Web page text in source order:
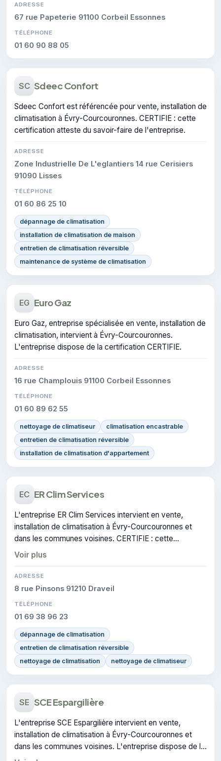
ADRESSE
67 rue Papeterie 91100 Corbeil Essonnes
TÉLÉPHONE
01 60 90 88 05
SC Sdeec Confort
Sdeec Confort est référencée pour vente, installation de
climatisation à Évry-Courcouronnes. CERTIFIE : cette
certification atteste du savoir-faire de l'entreprise.
ADRESSE
Zone Industrielle De L'eglantiers 14 rue Cerisiers
91090 Lisses
TÉLÉPHONE
01 60 86 25 10
dépannage de climatisation
installation de climatisation de maison
entretien de climatisation réversible
maintenance de système de climatisation
EG Euro Gaz
Euro Gaz, entreprise spécialisée en vente, installation de
climatisation, intervient à Évry-Courcouronnes.
L'entreprise dispose de la certification CERTIFIE.
ADRESSE
16 rue Champlouis 91100 Corbeil Essonnes
TÉLÉPHONE
01 60 89 62 55
nettoyage de climatiseur
climatisation encastrable
entretien de climatisation réversible
installation de climatisation d'appartement
EC ER Clim Services
L'entreprise ER Clim Services intervient en vente,
installation de climatisation à Évry-Courcouronnes et
dans les communes voisines. CERTIFIE : cette
certification atteste du savoir-faire de l'entreprise.
Voir plus
ADRESSE
8 rue Pinsons 91210 Draveil
TÉLÉPHONE
01 69 38 96 23
dépannage de climatisation
entretien de climatisation réversible
nettoyage de climatisation
nettoyage de climatiseur
SE SCE Espargilière
L'entreprise SCE Espargilière intervient en vente,
installation de climatisation à Évry-Courcouronnes et
dans les communes voisines. L'entreprise dispose de la
certification CERTIFIE.